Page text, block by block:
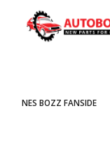
NES BOZZ FANSIDE